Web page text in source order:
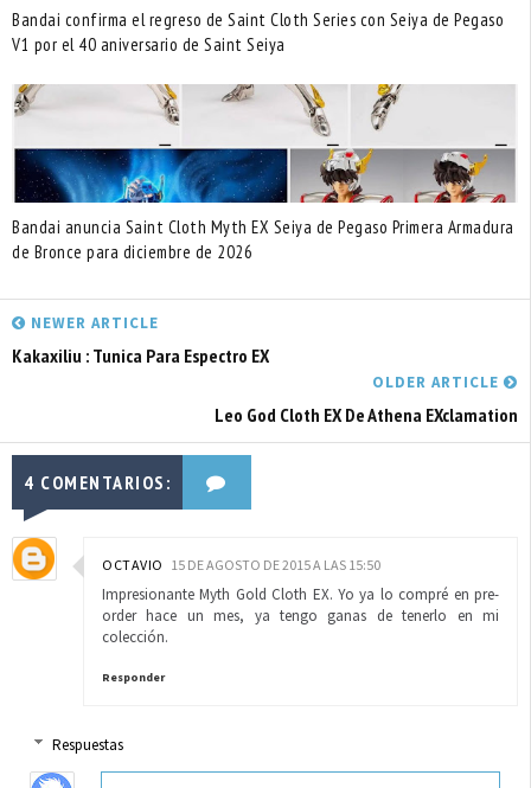
Bandai confirma el regreso de Saint Cloth Series con Seiya de Pegaso
V1 por el 40 aniversario de Saint Seiya
Bandai anuncia Saint Cloth Myth EX Seiya de Pegaso Primera Armadura
de Bronce para diciembre de 2026
NEWER ARTICLE
Kakaxiliu : Tunica Para Espectro EX
OLDER ARTICLE
Leo God Cloth EX De Athena EXclamation
4 COMENTARIOS:
OCTAVIO 15 DE AGOSTO DE 2015 A LAS 15:50
Impresionante Myth Gold Cloth EX. Yo ya lo compré en pre-
order hace un mes, ya tengo ganas de tenerlo en mi
colección.
Responder
Respuestas